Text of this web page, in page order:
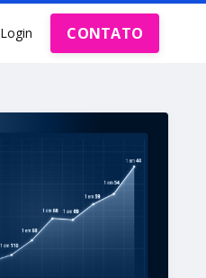
Login CONTATO